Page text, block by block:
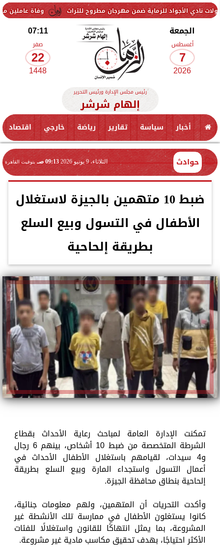
وفاة عاملين متأثرين للرماية ضمن مهرجان مطروح للتراث
الجمعة
أغسطس
7
2026
07:11
صفر
22
1448
رئيس مجلس الإدارة ورئيس التحرير
إلهام شرشر
أخبار سياسة تقارير رياضة خارجي اقتصاد
حوادث الثلاثاء، 9 يونيو 2026 09:13 صـ بتوقيت القاهرة
ضبط 10 متهمين بالجيزة لاستغلال
الأطفال في التسول وبيع السلع
بطريقة إلحاحية
تمكنت الإدارة العامة لمباحث رعاية الأحداث بقطاع
الشرطة المتخصصة من ضبط 10 أشخاص، بينهم 6 رجال
و4 سيدات، لقيامهم باستغلال الأطفال الأحداث في
أعمال التسول واستجداء المارة وبيع السلع بطريقة
إلحاحية بنطاق محافظة الجيزة.
وأكدت التحريات أن المتهمين، ولهم معلومات جنائية،
كانوا يستغلون الأطفال في ممارسة تلك الأنشطة غير
المشروعة، بما يمثل انتهاكًا للقانون واستغلالًا للفئات
الأكثر احتياجًا، بهدف تحقيق مكاسب مادية غير مشروعة.